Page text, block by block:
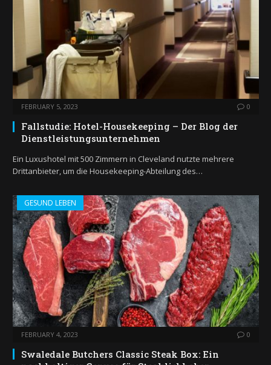
FEBRUARY 5, 2023 0
Fallstudie: Hotel-Housekeeping – Der Blog der
Dienstleistungsunternehmen
Ein Luxushotel mit 500 Zimmern in Cleveland nutzte mehrere
Drittanbieter, um die Housekeeping-Abteilung des…
GESUND LEBEN
FEBRUARY 4, 2023 0
Swaledale Butchers Classic Steak Box: Ein